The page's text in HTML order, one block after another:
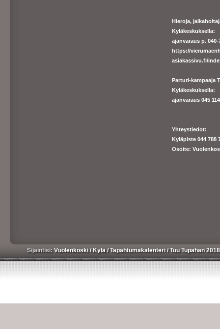
Hieroja,
Kyläkeskuksella:
ajanvaraus p.
https://
asiakassivu.fi/
Parturi-kampaaja
Kyläkeskuksella:
ajanvaraus 045
Yhteystiedot:
Kyläpiste 044 788
Osoite:
Sijaintisi:Vuolenkoski/ Kylä/Tapahtumakalenteri/Tuu Tupahan